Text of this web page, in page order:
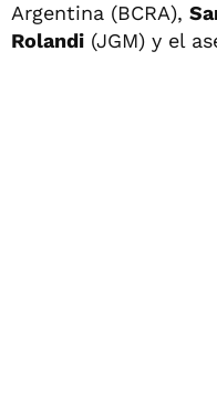
Argentina (BCRA),
Rolandi (JGM) y el